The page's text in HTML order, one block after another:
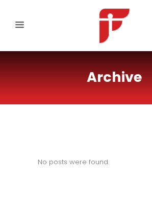
Archive
No posts were found.